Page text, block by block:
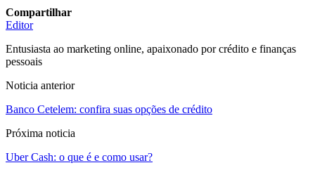
Compartilhar
Editor
Entusiasta ao marketing online, apaixonado por crédito e finanças
pessoais
Noticia anterior
Banco Cetelem: confira suas opções de crédito
Próxima noticia
Uber Cash: o que é e como usar?